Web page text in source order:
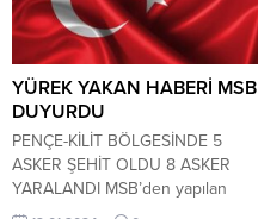
Merkezinde polis memuru S.U.Ş.
tarafından açılan ateş ile şehit
olan Karakol Amiri Başkomiser
Kamuran Üçgül ve Asayiş Şube...
YÜREK YAKAN HABERİ MSB
DUYURDU
PENÇE-KİLİT BÖLGESİNDE 5
ASKER ŞEHİT OLDU 8 ASKER
YARALANDI MSB’den yapılan
açıklama şu şekilde: Pençe-Kilit